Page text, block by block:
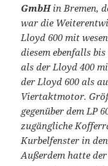
GmbHin Bremen,
war die
Lloyd 600 mit
diesem ebenfalls
als der Lloyd 400
der Lloyd 600 als
Viertaktmotor.
gegenüber dem LP
zugängliche
Kurbelfenster in
Außerdem hatte